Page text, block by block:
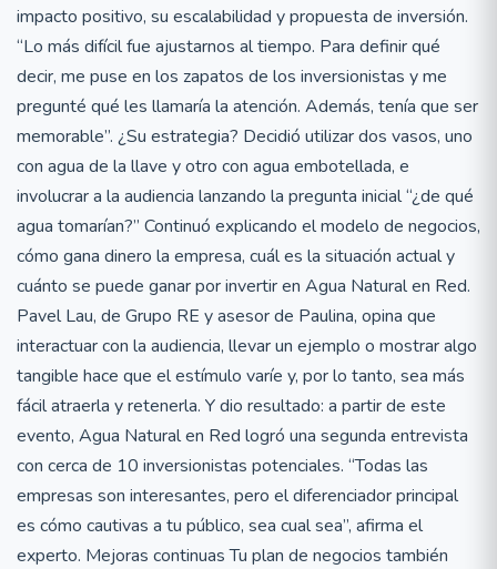
impacto positivo, su escalabilidad y propuesta de inversión.
“Lo más difícil fue ajustarnos al tiempo. Para definir qué
decir, me puse en los zapatos de los inversionistas y me
pregunté qué les llamaría la atención. Además, tenía que ser
memorable”. ¿Su estrategia? Decidió utilizar dos vasos, uno
con agua de la llave y otro con agua embotellada, e
involucrar a la audiencia lanzando la pregunta inicial “¿de qué
agua tomarían?” Continuó explicando el modelo de negocios,
cómo gana dinero la empresa, cuál es la situación actual y
cuánto se puede ganar por invertir en Agua Natural en Red.
Pavel Lau, de Grupo RE y asesor de Paulina, opina que
interactuar con la audiencia, llevar un ejemplo o mostrar algo
tangible hace que el estímulo varíe y, por lo tanto, sea más
fácil atraerla y retenerla. Y dio resultado: a partir de este
evento, Agua Natural en Red logró una segunda entrevista
con cerca de 10 inversionistas potenciales. “Todas las
empresas son interesantes, pero el diferenciador principal
es cómo cautivas a tu público, sea cual sea”, afirma el
experto. Mejoras continuas Tu plan de negocios también